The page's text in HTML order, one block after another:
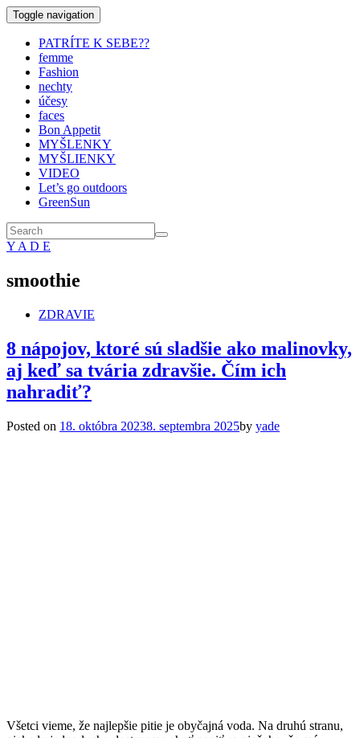
Toggle navigation
PATRÍTE K SEBE??
femme
Fashion
nechty
účesy
faces
Bon Appetit
MYŠLENKY
MYŠLIENKY
VIDEO
Let’s go outdoors
GreenSun
Y A D E
smoothie
ZDRAVIE
8 nápojov, ktoré sú sladšie ako malinovky,
aj keď sa tvária zdravšie. Čím ich
nahradiť?
Posted on 18. októbra 20238. septembra 2025by yade
Všetci vieme, že najlepšie pitie je obyčajná voda. Na druhú stranu,